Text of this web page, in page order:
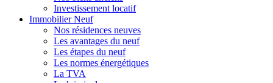
Investissement locatif
Immobilier Neuf
Nos résidences neuves
Les avantages du neuf
Les étapes du neuf
Les normes énergétiques
La TVA